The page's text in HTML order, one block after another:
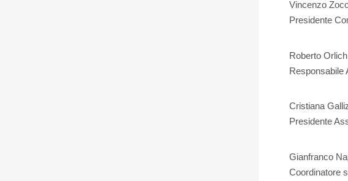
Vincenzo
Presidente
Roberto Orlich
Responsabile
Cristiana
Presidente
Gianfranco
Coordinatore